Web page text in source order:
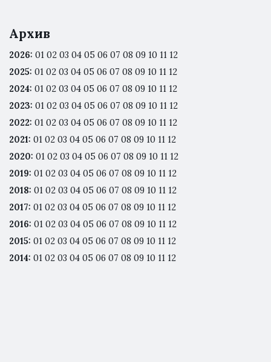
Архив
2026: 01 02 03 04 05 06 07 08 09 10 11 12
2025: 01 02 03 04 05 06 07 08 09 10 11 12
2024: 01 02 03 04 05 06 07 08 09 10 11 12
2023: 01 02 03 04 05 06 07 08 09 10 11 12
2022: 01 02 03 04 05 06 07 08 09 10 11 12
2021: 01 02 03 04 05 06 07 08 09 10 11 12
2020: 01 02 03 04 05 06 07 08 09 10 11 12
2019: 01 02 03 04 05 06 07 08 09 10 11 12
2018: 01 02 03 04 05 06 07 08 09 10 11 12
2017: 01 02 03 04 05 06 07 08 09 10 11 12
2016: 01 02 03 04 05 06 07 08 09 10 11 12
2015: 01 02 03 04 05 06 07 08 09 10 11 12
2014: 01 02 03 04 05 06 07 08 09 10 11 12